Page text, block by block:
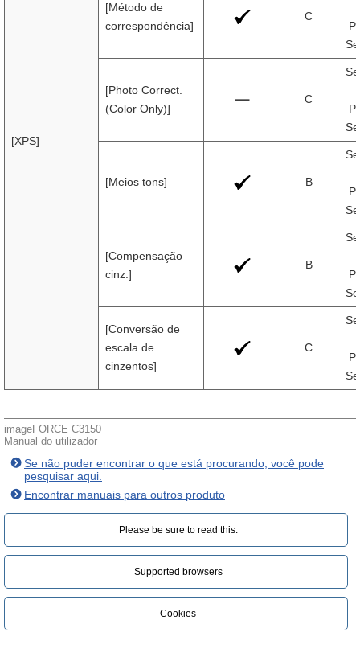
[XPS]
[Método de
correspondência]
C
[Photo Correct.
(Color Only)]
C
[Meios tons] B
[Compensação
cinz.]
B
[Conversão de
escala de
cinzentos]
C
imageFORCE C3150
Manual do utilizador
Se não puder encontrar o que está procurando, você pode
pesquisar aqui.
Encontrar manuais para outros produto
Please be sure to read this.‎
Supported browsers
Cookies